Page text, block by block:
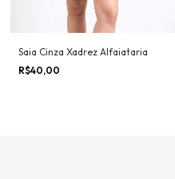
Saia Cinza Xadrez Alfaiataria
R$40,00